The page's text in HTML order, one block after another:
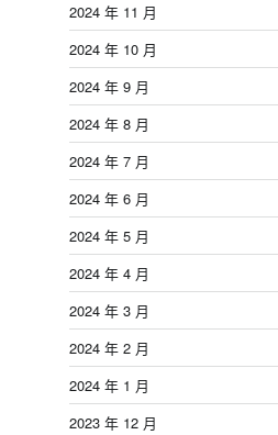
2024 年 11 月
2024 年 10 月
2024 年 9 月
2024 年 8 月
2024 年 7 月
2024 年 6 月
2024 年 5 月
2024 年 4 月
2024 年 3 月
2024 年 2 月
2024 年 1 月
2023 年 12 月